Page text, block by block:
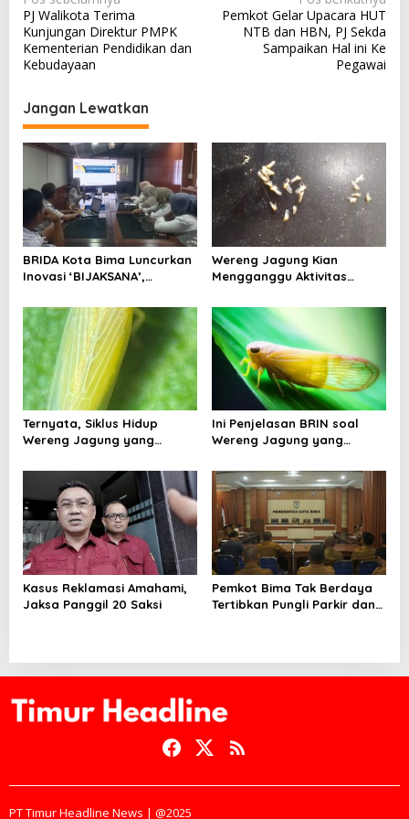
a
v
i
g
a
s
o
s
PJ Walikota Terima
Kunjungan Direktur PMPK
Kementerian Pendidikan dan
Kebudayaan
Pemkot Gelar Upacara HUT
NTB dan HBN, PJ Sekda
Sampaikan Hal ini Ke
Pegawai
Jangan Lewatkan
BRIDA Kota Bima Luncurkan
Inovasi ‘BIJAKSANA’,
Berbasis Stakeholder
Analisis
Wereng Jagung Kian
Mengganggu Aktivitas
Miliki Solusi?
Ternyata, Siklus Hidup
Wereng Jagung yang
Bertahan Hingga 30 Hari
Ini Penjelasan BRIN soal
Wereng Jagung yang
Kasus Reklamasi Amahami,
Jaksa Panggil 20 Saksi
Pemkot Bima Tak Berdaya
Tertibkan Pungli Parkir dan
PT Timur Headline News | @2025